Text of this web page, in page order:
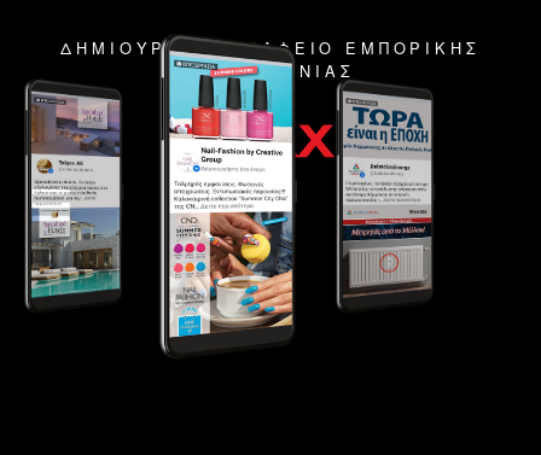
ΔΗΜΙΟΥΡΓΙΚΟ ΓΡΑΦΕΙΟ ΕΜΠΟΡΙΚΗΣ
ΕΠΙΚΟΙΝΩΝΙΑΣ